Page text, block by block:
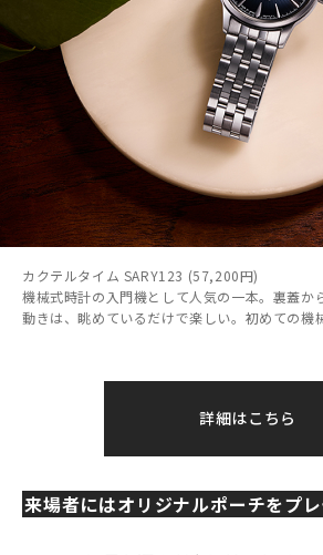
カクテルタイム SARY123 (57,200円)
機械式時計の入門機として人気の一本。裏蓋か
動きは、眺めているだけで楽しい。初めての機
詳細はこちら
来場者にはオリジナルポーチをプレ